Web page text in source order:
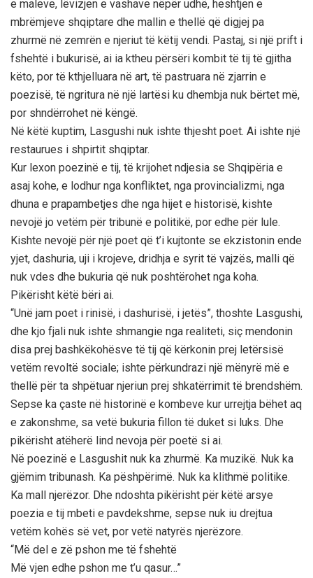
e maleve, lëvizjen e vashave nëpër udhë, heshtjen e
mbrëmjeve shqiptare dhe mallin e thellë që digjej pa
zhurmë në zemrën e njeriut të këtij vendi. Pastaj, si një prift i
fshehtë i bukurisë, ai ia ktheu përsëri kombit të tij të gjitha
këto, por të kthjelluara në art, të pastruara në zjarrin e
poezisë, të ngritura në një lartësi ku dhembja nuk bërtet më,
por shndërrohet në këngë.
Në këtë kuptim, Lasgushi nuk ishte thjesht poet. Ai ishte një
restaurues i shpirtit shqiptar.
Kur lexon poezinë e tij, të krijohet ndjesia se Shqipëria e
asaj kohe, e lodhur nga konfliktet, nga provincializmi, nga
dhuna e prapambetjes dhe nga hijet e historisë, kishte
nevojë jo vetëm për tribunë e politikë, por edhe për lule.
Kishte nevojë për një poet që t’i kujtonte se ekzistonin ende
yjet, dashuria, uji i krojeve, dridhja e syrit të vajzës, malli që
nuk vdes dhe bukuria që nuk poshtërohet nga koha.
Pikërisht këtë bëri ai.
“Unë jam poet i rinisë, i dashurisë, i jetës”, thoshte Lasgushi,
dhe kjo fjali nuk ishte shmangie nga realiteti, siç mendonin
disa prej bashkëkohësve të tij që kërkonin prej letërsisë
vetëm revoltë sociale; ishte përkundrazi një mënyrë më e
thellë për ta shpëtuar njeriun prej shkatërrimit të brendshëm.
Sepse ka çaste në historinë e kombeve kur urrejtja bëhet aq
e zakonshme, sa vetë bukuria fillon të duket si luks. Dhe
pikërisht atëherë lind nevoja për poetë si ai.
Në poezinë e Lasgushit nuk ka zhurmë. Ka muzikë. Nuk ka
gjëmim tribunash. Ka pëshpërimë. Nuk ka klithmë politike.
Ka mall njerëzor. Dhe ndoshta pikërisht për këtë arsye
poezia e tij mbeti e pavdekshme, sepse nuk iu drejtua
vetëm kohës së vet, por vetë natyrës njerëzore.
“Më del e zë pshon me të fshehtë
Më vjen edhe pshon me t’u qasur…”